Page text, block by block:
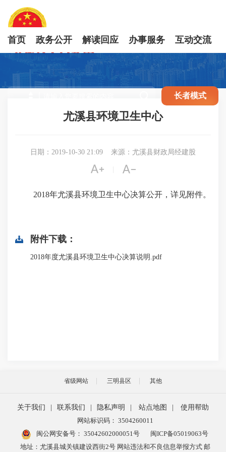
首页 政务公开 解读回应 办事服务 互动交流
长者模式
尤溪县环境卫生中心
日期：2019-10-30 21:09 来源：尤溪县财政局经建股
 
2018年尤溪县环境卫生中心决算公开，详见附件。
附件下载：
2018年度尤溪县环境卫生中心决算说明.pdf
省级网站 三明县区 其他
关于我们 联系我们 隐私声明 站点地图
使用帮助
网站标识码： 3504260011
闽公网安备号： 35042602000051号
闽ICP备05019063号
地址：尤溪县城关镇建设西街2号 网站违法和不良信息举报方式 邮